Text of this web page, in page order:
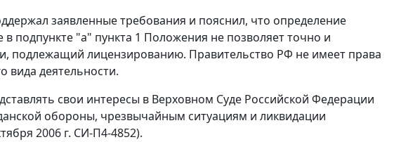
заявленные требования и пояснил, что определение
в подпункте "а" пункта 1 Положения не позволяет точно и
подлежащий лицензированию. Правительство РФ не имеет права
вида деятельности.
свои интересы в Верховном Суде Российской Федерации
обороны, чрезвычайным ситуациям и ликвидации
2006 г. СИ-П4-4852).